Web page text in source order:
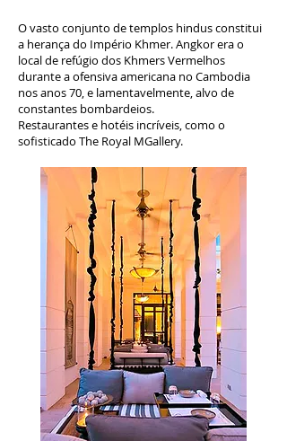
O vasto conjunto de templos hindus constitui
a herança do Império Khmer. Angkor era o
local de refúgio dos Khmers Vermelhos
durante a ofensiva americana no Cambodia
nos anos 70, e lamentavelmente, alvo de
constantes bombardeios.
Restaurantes e hotéis incríveis, como o
sofisticado The Royal MGallery.